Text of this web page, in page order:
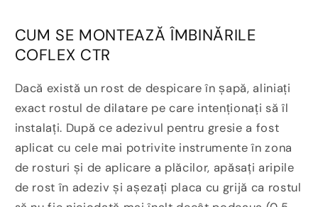
CUM SE MONTEAZĂ ÎMBINĂRILE
COFLEX CTR
Dacă există un rost de despicare în șapă, aliniați
exact rostul de dilatare pe care intenționați să îl
instalați. După ce adezivul pentru gresie a fost
aplicat cu cele mai potrivite instrumente în zona
de rosturi și de aplicare a plăcilor, apăsați aripile
de rost în adeziv și așezați placa cu grijă ca rostul